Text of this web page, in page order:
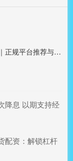
炒股配资网｜正规平台推荐与风险提示
降息 以期支持经
配资：解锁杠杆